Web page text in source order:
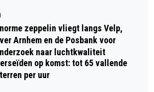
ZOEKT
IN GEMEENTE
DE DIERENSE SLUIS OP
DAGEN
zeppelin vliegt langs Velp,
Arnhem en de Posbank voor
naar luchtkwaliteit
op komst: tot 65 vallende
per uur